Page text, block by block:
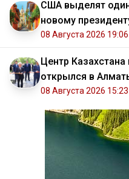
США выделят
новому
08 Августа 2026 19:06
Центр
открылся в
08 Августа 2026 15:23